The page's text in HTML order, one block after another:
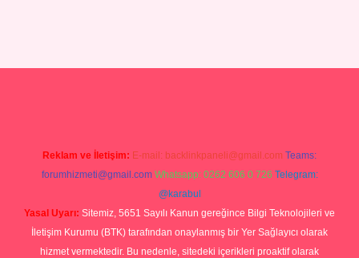
Reklam ve İletişim: E-mail: backlinkpaneli@gmail.com Teams:
forumhizmeti@gmail.com Whatsapp: 0262 606 0 726 Telegram:
@karabul
Yasal Uyarı: Sitemiz, 5651 Sayılı Kanun gereğince Bilgi Teknolojileri ve
İletişim Kurumu (BTK) tarafından onaylanmış bir Yer Sağlayıcı olarak
hizmet vermektedir. Bu nedenle, sitedeki içerikleri proaktif olarak